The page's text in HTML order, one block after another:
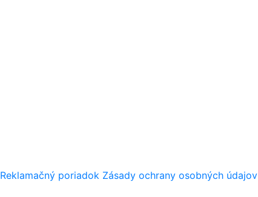
Reklamačný poriadok Zásady ochrany osobných údajov